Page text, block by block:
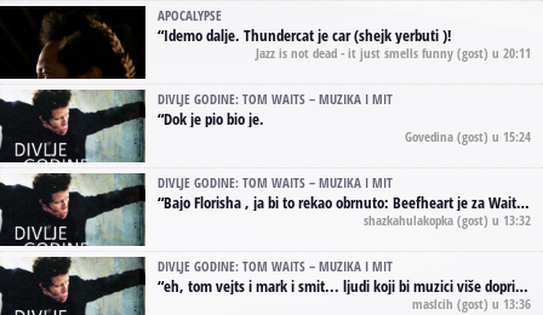
APOCALYPSE
“Idemo dalje. Thundercat je car (shejk yerbuti )!
Jazz is not dead - it just smells funny (gost) u 20:11
DIVLJE GODINE: TOM WAITS – MUZIKA I MIT
“Dok je pio bio je.
Govedina (gost) u 15:24
DIVLJE GODINE: TOM WAITS – MUZIKA I MIT
“Bajo Florisha , ja bi to rekao obrnuto: Beefheart je za Waitsa, isto sto i Hendrix za Lenny Kravitza
shazkahulakopka (gost) u 13:32
DIVLJE GODINE: TOM WAITS – MUZIKA I MIT
“eh, tom vejts i mark i smit... ljudi koji bi muzici više doprineli da su radili kao vozači tramvaja u gsp-u.
maslcih (gost) u 13:36